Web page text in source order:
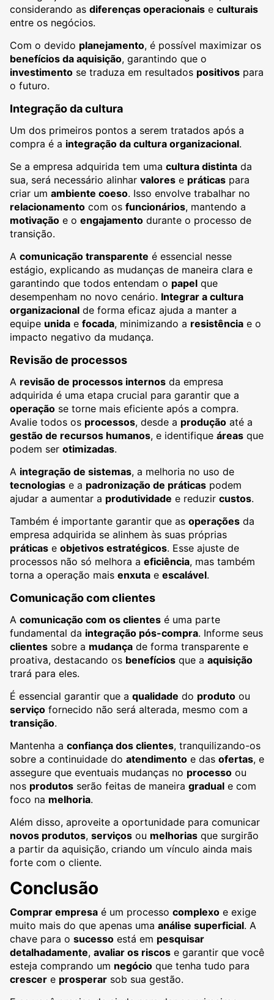
considerando as diferenças operacionais e culturais
entre os negócios.
Com o devido planejamento, é possível maximizar os
benefícios da aquisição, garantindo que o
investimento se traduza em resultados positivos para
o futuro.
Integração da cultura
Um dos primeiros pontos a serem tratados após a
compra é a integração da cultura organizacional.
Se a empresa adquirida tem uma cultura distinta da
sua, será necessário alinhar valores e práticas para
criar um ambiente coeso. Isso envolve trabalhar no
relacionamento com os funcionários, mantendo a
motivação e o engajamento durante o processo de
transição.
A comunicação transparente é essencial nesse
estágio, explicando as mudanças de maneira clara e
garantindo que todos entendam o papel que
desempenham no novo cenário. Integrar a cultura
organizacional de forma eficaz ajuda a manter a
equipe unida e focada, minimizando a resistência e o
impacto negativo da mudança.
Revisão de processos
A revisão de processos internos da empresa
adquirida é uma etapa crucial para garantir que a
operação se torne mais eficiente após a compra.
Avalie todos os processos, desde a produção até a
gestão de recursos humanos, e identifique áreas que
podem ser otimizadas.
A integração de sistemas, a melhoria no uso de
tecnologias e a padronização de práticas podem
ajudar a aumentar a produtividade e reduzir custos.
Também é importante garantir que as operações da
empresa adquirida se alinhem às suas próprias
práticas e objetivos estratégicos. Esse ajuste de
processos não só melhora a eficiência, mas também
torna a operação mais enxuta e escalável.
Comunicação com clientes
A comunicação com os clientes é uma parte
fundamental da integração pós-compra. Informe seus
clientes sobre a mudança de forma transparente e
proativa, destacando os benefícios que a aquisição
trará para eles.
É essencial garantir que a qualidade do produto ou
serviço fornecido não será alterada, mesmo com a
transição.
Mantenha a confiança dos clientes, tranquilizando-os
sobre a continuidade do atendimento e das ofertas, e
assegure que eventuais mudanças no processo ou
nos produtos serão feitas de maneira gradual e com
foco na melhoria.
Além disso, aproveite a oportunidade para comunicar
novos produtos, serviços ou melhorias que surgirão
a partir da aquisição, criando um vínculo ainda mais
forte com o cliente.
Conclusão
Comprar empresa é um processo complexo e exige
muito mais do que apenas uma análise superficial. A
chave para o sucesso está em pesquisar
detalhadamente, avaliar os riscos e garantir que você
esteja comprando um negócio que tenha tudo para
crescer e prosperar sob sua gestão.